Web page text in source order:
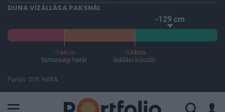
DUNA VÍZÁLLÁSA PAKSNÁL
-129 cm
-144cm
biztonsági határ
-134cm
leállási küszöb
Forrás: OVF, HAEA